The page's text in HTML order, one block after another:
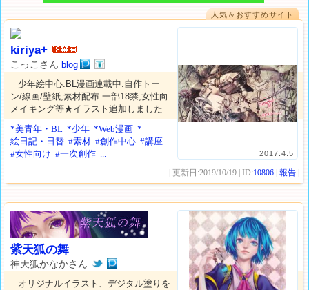
人気＆おすすめサイト
2017.4.5
kiriya+
こっこさんblog
少年絵中心.BL漫画連載中.自作トー
ン/線画/壁紙,素材配布.一部18禁,女性向.
メイキング等★イラスト追加しました
*美青年・BL *少年 *Web漫画 *
絵日記・日替 #素材 #創作中心 #講座
#女性向け #一次創作 ...
| 更新日:2019/10/19 | ID:10806 |報告
紫天狐の舞
神天狐かなかさん
オリジナルイラスト、デジタル塗りを